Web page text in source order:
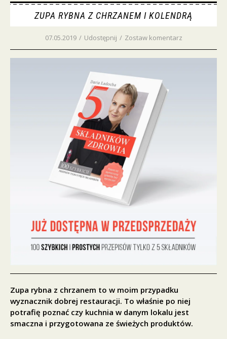
ZUPA RYBNA Z CHRZANEM I KOLENDRĄ
07.05.2019 / Udostępnij / Zostaw komentarz
Zupa rybna z chrzanem to w moim przypadku
wyznacznik dobrej restauracji. To właśnie po niej
potrafię poznać czy kuchnia w danym lokalu jest
smaczna i przygotowana ze świeżych produktów.